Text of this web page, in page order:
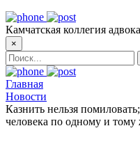
Камчатская коллегия
×
Главная
Новости
Казнить нельзя
человека по одному и тому